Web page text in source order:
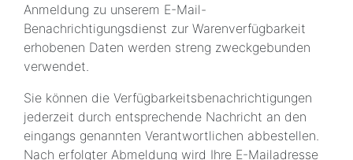
Anmeldung zu unserem E-Mail-
Benachrichtigungsdienst zur Warenverfügbarkeit
erhobenen Daten werden streng zweckgebunden
verwendet.
Sie können die Verfügbarkeitsbenachrichtigungen
jederzeit durch entsprechende Nachricht an den
eingangs genannten Verantwortlichen abbestellen.
Nach erfolgter Abmeldung wird Ihre E-Mailadresse